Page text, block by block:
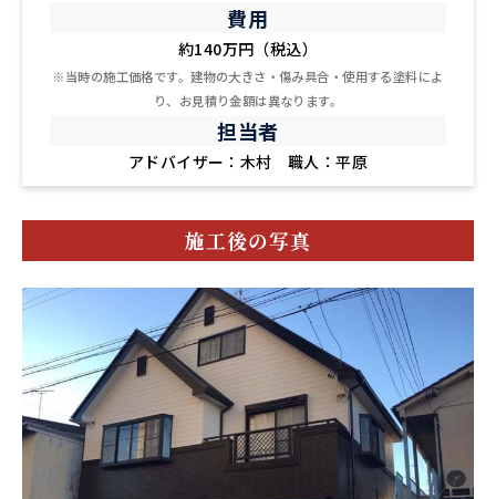
費用
約140万円（税込）
※当時の施工価格です。建物の大きさ・傷み具合・使用する塗料によ
り、お見積り金額は異なります。
担当者
アドバイザー：木村 職人：平原
施工後の写真